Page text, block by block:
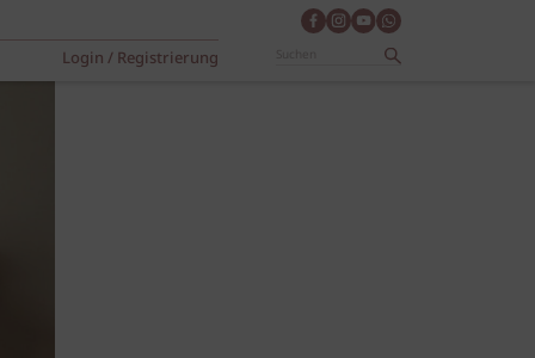
Login / Registrierung